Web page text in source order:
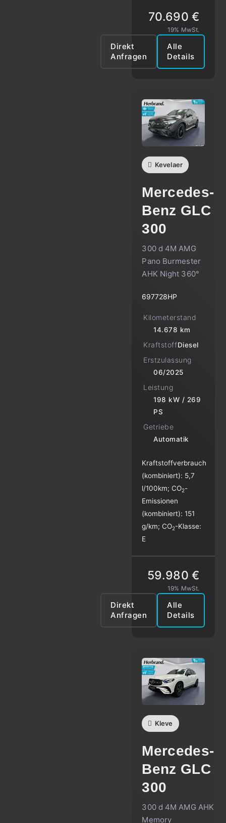
Alle
Details
Direkt
Anfragen
70.690 €
19% MwSt.
Kevelaer
Mercedes-
Benz GLC
300
300 d 4M AMG
Pano Burmester
AHK Night 360°
697728HP
Kilometerstand
14.678 km
KraftstoffDiesel
Erstzulassung
06/2025
Leistung
198 kW / 269
PS
Getriebe
Automatik
Kraftstoffverbrauch
(kombiniert): 5,7
l/100km;CO2-
Emissionen
(kombiniert):151
g/km;CO2-Klasse:
E
Alle
Details
Direkt
Anfragen
59.980 €
19% MwSt.
Kleve
Mercedes-
Benz GLC
300
300 d 4M AMG AHK
Memory